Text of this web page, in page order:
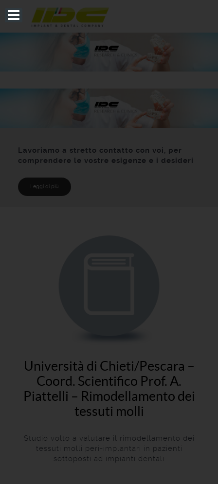
Lavoriamo a stretto contatto con voi, per
comprendere le vostre esigenze e i desideri
Leggi di più
Università di Chieti/Pescara –
Coord. Scientifico Prof. A.
Piattelli – Rimodellamento dei
tessuti molli
Studio volto a valutare il rimodellamento dei
tessuti molli peri-implantari in pazienti
sottoposti ad impianti dentali